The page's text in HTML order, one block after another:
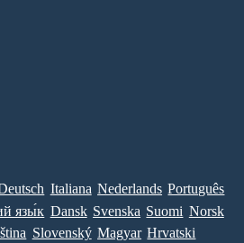
Italiana Nederlands Português
язы́к Dansk Svenska Suomi Norsk
Slovenský Magyar Hrvatski